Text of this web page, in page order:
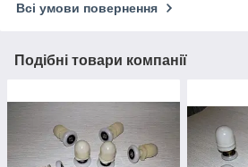
Всі умови повернення
Подібні товари компанії